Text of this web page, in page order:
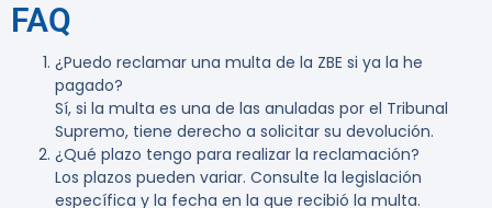
FAQ
¿Puedo reclamar una multa de la ZBE si ya la he
pagado?
Sí, si la multa es una de las anuladas por el Tribunal
Supremo, tiene derecho a solicitar su devolución.
¿Qué plazo tengo para realizar la reclamación?
Los plazos pueden variar. Consulte la legislación
específica y la fecha en la que recibió la multa.